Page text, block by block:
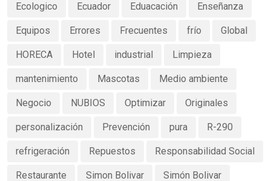
Ecologico Ecuador Eduacación Enseñanza
Equipos Errores Frecuentes frío Global
HORECA Hotel industrial Limpieza
mantenimiento Mascotas Medio ambiente
Negocio NUBIOS Optimizar Originales
personalización Prevención pura R-290
refrigeración Repuestos Responsabilidad Social
Restaurante Simon Bolivar Simón Bolivar